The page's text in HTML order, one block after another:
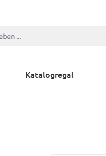
Katalogregal